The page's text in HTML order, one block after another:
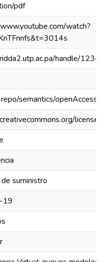
pdf
watch?
handle/
semantics/openAccess
suministro
19